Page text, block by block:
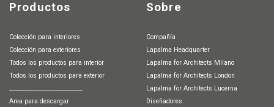
Productos
Colección para interiores
Colección para exteriores
Todos los productos para interior
Todos los productos para exterior
Area para descargar
Sobre
Compañía
Lapalma Headquarter
Lapalma for Architects Milano
Lapalma for Architects London
Lapalma for Architects Lucerna
Diseñadores